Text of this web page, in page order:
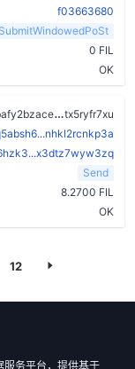
f03663680
SubmitWindowedPoSt
0 FIL
OK
tx5ryfr7xu
Send
8.2700 FIL
OK
12
务平台，提供基于